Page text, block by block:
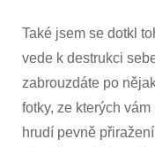
Také jsem se dotkl
vede k destrukci
zabrouzdáte po
fotky, ze kterých
hrudí pevně